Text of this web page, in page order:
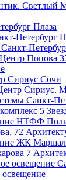
Светлый
Петербург
Попова
Сириус.
5
72
7
освещение